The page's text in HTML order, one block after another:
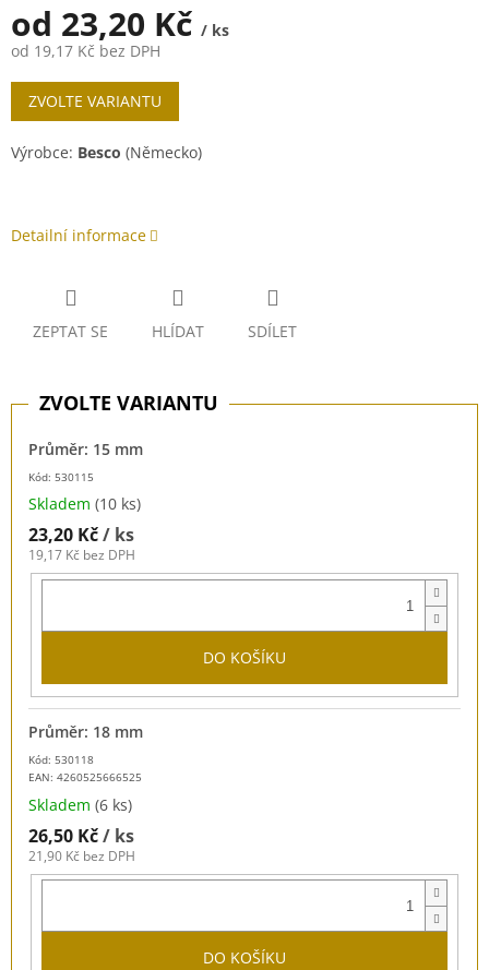
od 23,20 Kč / ks
od 19,17 Kč bez DPH
Měrná
cena:
ZVOLTE VARIANTU
Výrobce: Besco (Německo)
Detailní informace
ZEPTAT SE HLÍDAT SDÍLET
Kód: 530115
Průměr: 15 mm
Skladem (10 ks)
23,20 Kč/ ks
19,17 Kč bez DPH
DO KOŠÍKU
Kód: 530118
EAN: 4260525666525
Průměr: 18 mm
Skladem (6 ks)
26,50 Kč/ ks
21,90 Kč bez DPH
DO KOŠÍKU